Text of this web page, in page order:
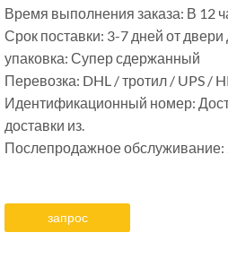
Время выполнения заказа: В 12
Срок поставки: 3-7 дней от двери
упаковка: Супер сдержанный
Перевозка: DHL / тротил / UPS /
Идентификационный номер:
доставки из.
Послепродажное обслуживание:
запрос